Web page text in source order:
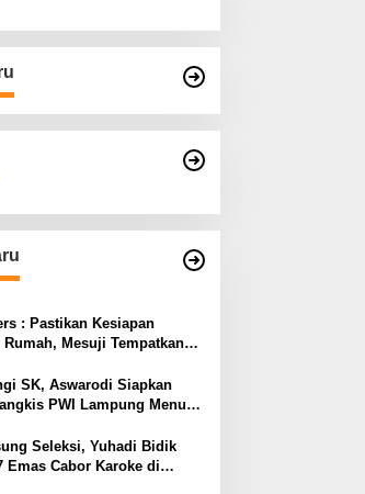
: Pastikan Kesiapan
Rumah, Mesuji Tempatkan
Lampung
SK, Aswarodi Siapkan
PWI Lampung Menuju
Seleksi, Yuhadi Bidik
Emas Cabor Karoke di